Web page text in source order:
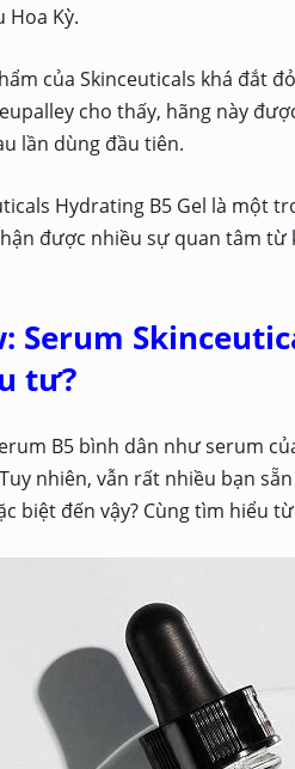
Hoa Kỳ.
của Skinceuticals khá đắt
cho thấy, hãng này
lần dùng đầu tiên.
Hydrating B5 Gel là một
được nhiều sự quan tâm
Serum
tư?
B5 bình dân như serum
nhiên, vẫn rất nhiều bạn
biệt đến vậy? Cùng tìm hiểu